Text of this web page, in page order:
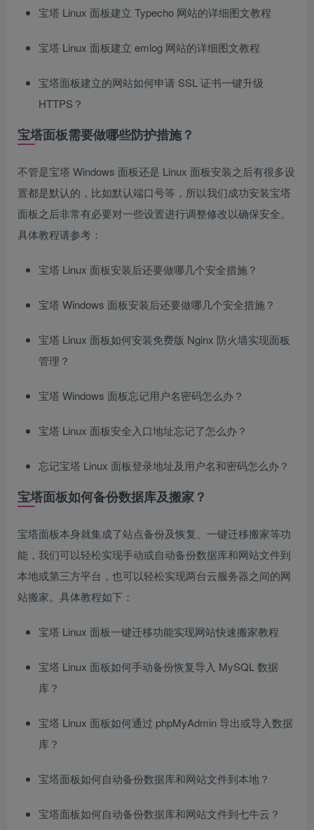
宝塔 Linux 面板建立 Typecho 网站的详细图文教程
宝塔 Linux 面板建立 emlog 网站的详细图文教程
宝塔面板建立的网站如何申请 SSL 证书一键升级
HTTPS？
宝塔面板需要做哪些防护措施？
不管是宝塔 Windows 面板还是 Linux 面板安装之后有很多设
置都是默认的，比如默认端口号等，所以我们成功安装宝塔
面板之后非常有必要对一些设置进行调整修改以确保安全。
具体教程请参考：
宝塔 Linux 面板安装后还要做哪几个安全措施？
宝塔 Windows 面板安装后还要做哪几个安全措施？
宝塔 Linux 面板如何安装免费版 Nginx 防火墙实现面板
管理？
宝塔 Windows 面板忘记用户名密码怎么办？
宝塔 Linux 面板安全入口地址忘记了怎么办？
忘记宝塔 Linux 面板登录地址及用户名和密码怎么办？
宝塔面板如何备份数据库及搬家？
宝塔面板本身就集成了站点备份及恢复、一键迁移搬家等功
能，我们可以轻松实现手动或自动备份数据库和网站文件到
本地或第三方平台，也可以轻松实现两台云服务器之间的网
站搬家。具体教程如下：
宝塔 Linux 面板一键迁移功能实现网站快速搬家教程
宝塔 Linux 面板如何手动备份恢复导入 MySQL 数据
库？
宝塔 Linux 面板如何通过 phpMyAdmin 导出或导入数据
库？
宝塔面板如何自动备份数据库和网站文件到本地？
宝塔面板如何自动备份数据库和网站文件到七牛云？